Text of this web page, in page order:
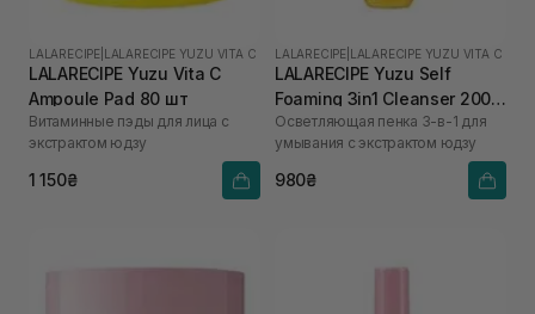
LALARECIPE LALARECIPE YUZU VITA C
LALARECIPE Yuzu Vita C
Ampoule Pad 80 шт
Витаминные пэды для лица с
экстрактом юдзу
1 150₴
LALARECIPE LALARECIPE YUZU VITA C
LALARECIPE Yuzu Self
Foaming 3in1 Cleanser 200
мл
Осветляющая пенка 3-в-1 для
умывания с экстрактом юдзу
980₴